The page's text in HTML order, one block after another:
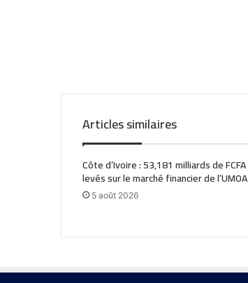
Articles similaires
Côte d’Ivoire : 53,181 milliards de FCFA
levés sur le marché financier de l’UMOA
5 août 2026